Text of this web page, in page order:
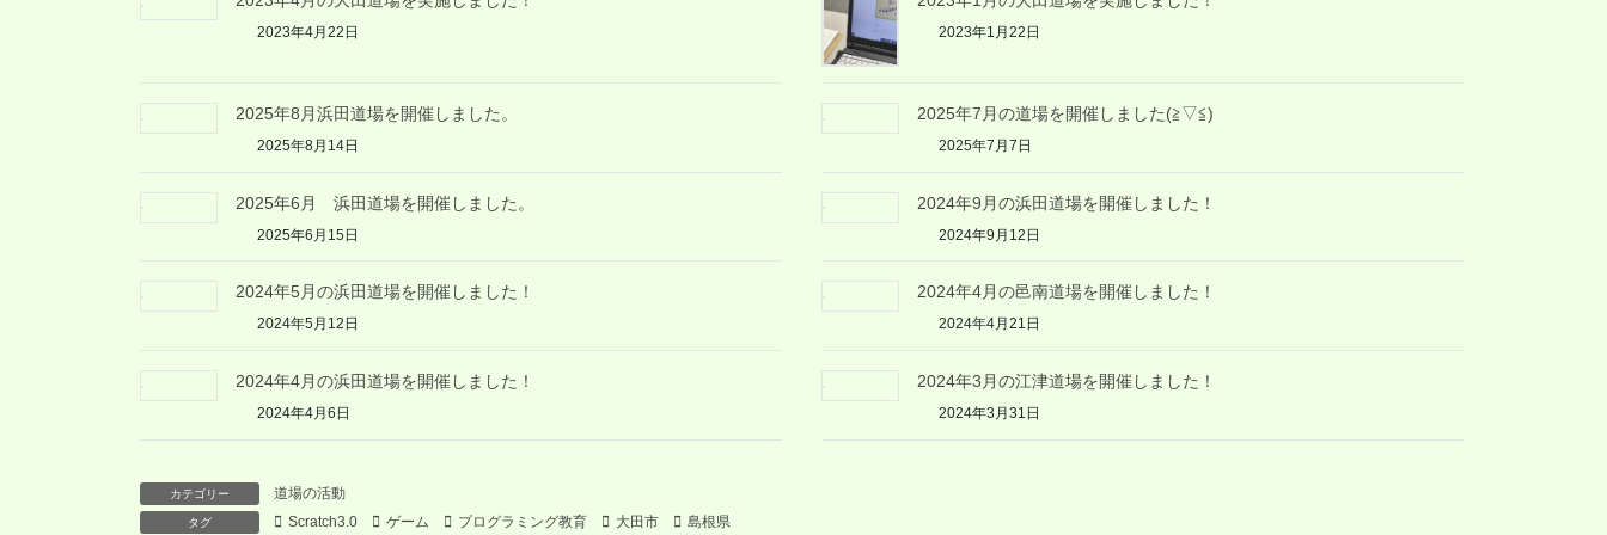
2023年4月22日 2023年1月22日
2025年8月浜田道場を開催しました。
2025年8月14日
2025年7月の道場を開催しました(≧▽≦)
2025年7月7日
2025年6月 浜田道場を開催しました。
2025年6月15日
2024年9月の浜田道場を開催しました！
2024年9月12日
2024年5月の浜田道場を開催しました！
2024年5月12日
2024年4月の邑南道場を開催しました！
2024年4月21日
2024年4月の浜田道場を開催しました！
2024年4月6日
2024年3月の江津道場を開催しました！
2024年3月31日
カテゴリー 道場の活動
タグ Scratch3.0 ゲーム プログラミング教育 大田市 島根県